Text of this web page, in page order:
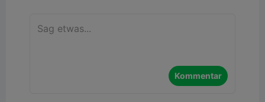
Kommentar